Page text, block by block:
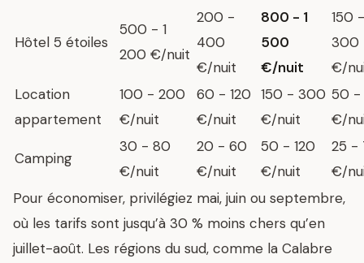
Hôtel 5 étoiles
500 - 1
200 €/nuit
200 -
400
€/nuit
800 - 1
500
€/nuit
150 -
300
€/
Location
appartement
100 - 200
€/nuit
60 - 120
€/nuit
150 - 300
€/nuit
50 -
€/
Camping
30 - 80
€/nuit
20 - 60
€/nuit
50 - 120
€/nuit
25 -
€/
Pour économiser, privilégiez mai, juin ou septembre,
où les tarifs sont jusqu’à 30 % moins chers qu’en
juillet-août. Les régions du sud, comme la Calabre